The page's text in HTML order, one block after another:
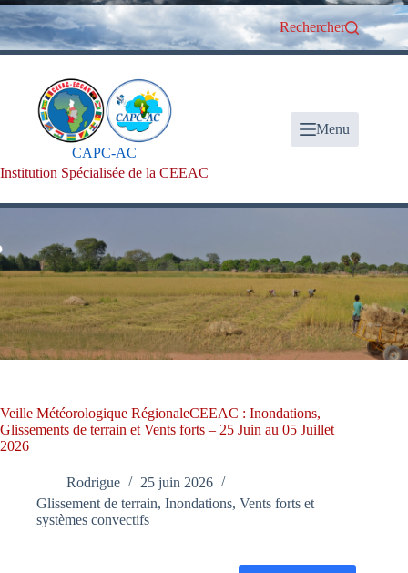
Passer
au
contenu
Rechercher
CAPC-AC
Institution Spécialisée de la CEEAC
Menu
Veille Météorologique RégionaleCEEAC : Inondations,
Glissements de terrain et Vents forts – 25 Juin au 05 Juillet
2026
Rodrigue
25 juin 2026
Glissement de terrain, Inondations, Vents forts et
systèmes convectifs